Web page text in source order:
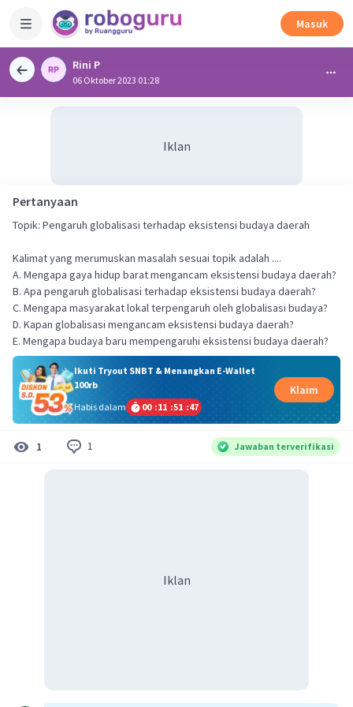
Masuk
Rini P
06 Oktober 2023 01:28
Iklan
Pertanyaan
Topik: Pengaruh globalisasi terhadap eksistensi budaya daerah
Kalimat yang merumuskan masalah sesuai topik adalah ....
A. Mengapa gaya hidup barat mengancam eksistensi budaya daerah?
B. Apa pengaruh globalisasi terhadap eksistensi budaya daerah?
C. Mengapa masyarakat lokal terpengaruh oleh globalisasi budaya?
D. Kapan globalisasi mengancam eksistensi budaya daerah?
E. Mengapa budaya baru mempengaruhi eksistensi budaya daerah?
Ikuti Tryout SNBT & Menangkan E-Wallet
100rb
Habis dalam
00 :11 :51 :46
Klaim
1 1 Jawaban terverifikasi
Iklan